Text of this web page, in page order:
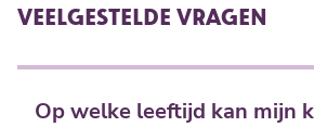
VEELGESTELDE VRAGEN
Op welke leeftijd kan mijn